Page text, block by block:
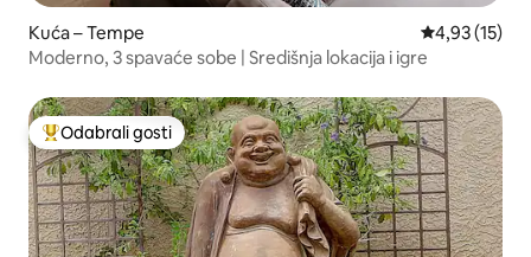
Kuća – Tempe Prosječna
4,93 (15)
Moderno, 3 spavaće sobe | Središnja lokacija i igre
Među najviše rangiranima s oznakom „Odabrali gosti”
Odabrali gosti